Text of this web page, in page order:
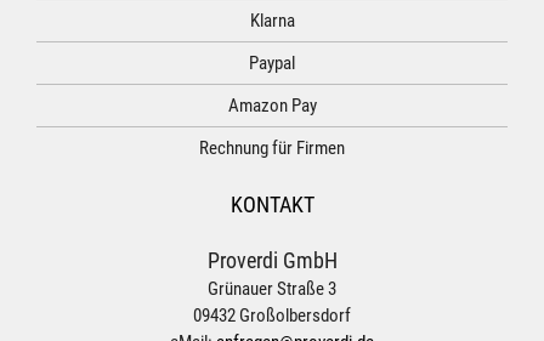
Klarna
Paypal
Amazon Pay
Rechnung für Firmen
KONTAKT
Proverdi GmbH
Grünauer Straße 3
09432 Großolbersdorf